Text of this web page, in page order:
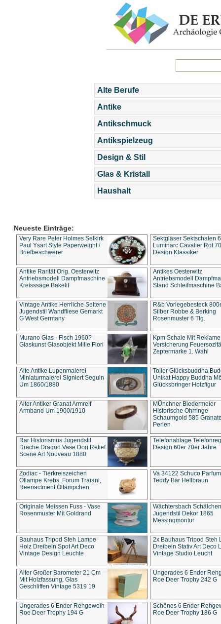
Alte Berufe
Antike
Antikschmuck
Antikspielzeug
Design & Stil
Glas & Kristall
Haushalt
Neueste Einträge:
Very Rare Peter Holmes Selkirk
Paul Ysart Style Paperweight /
Briefbeschwerer
Sektgläser Sektschalen
Luminarc Cavalier Rot
Design Klassiker
Antike Rarität Orig. Oesterwitz
Antriebsmodell Dampfmaschine
Kreisssäge Bakelit
Antikes Oesterwitz
Antriebsmodell
Stand Schleifmaschine
Vintage Antike Herrliche Seltene
Jugendstil Wandfliese Gemarkt
G West Germany
R&b Vorlegebesteck
Silber Robbe & Berking
Rosenmuster 6 Tlg.
Murano Glas - Fisch 1960?
Glaskunst Glasobjekt Mille Fiori
Kpm Schale Mit Reklame
Versicherung
Zeptermarke 1. Wahl
Alte Antike Lupenmalerei
Miniaturmalerei Signiert Seguin
Um 1860/1880
Toller Glücksbuddha
Unikat Happy Buddha
Glücksbringer Holzfigur
Alter Antiker Granat Armreif
Armband Um 1900/1910
MÜnchner Biedermeier
Historische Ohrringe
Schaumgold 585
Perlen
Rar Historismus Jugendstil
Drache Dragon Vase Dog Relief
Scene Art Nouveau 1880
Telefonablage
Design 60er 70er Jahre
Zodiac - Tierkreiszeichen
Öllampe Krebs, Forum Traiani,
Reenactment Öllämpchen
Va 34122 Schuco
Teddy Bär Hellbraun
Originale Meissen Fuss - Vase
Rosenmuster Mit Goldrand
Wächtersbach Schälchen
Jugendstil Dekor 1865
Messingmontur
Bauhaus Tripod Steh Lampe
Holz Dreibein Spot Art Deco
Vintage Design Leuchte
2x Bauhaus Tripod Steh
Dreibein Stativ Art Deco
Vintage Studio Leucht
Alter Großer Barometer 21 Cm
Mit Holzfassung, Glas
Geschliffen Vintage 5319 19
Ungerades 6 Ender
Roe Deer Trophy 242 G
Ungerades 6 Ender Rehgeweih
Roe Deer Trophy 194 G
Schönes 6 Ender
Roe Deer Trophy 186 G